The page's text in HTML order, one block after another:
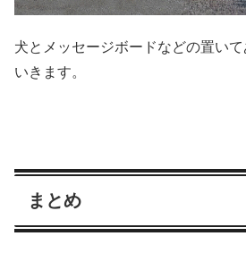
犬とメッセージボードなどの置い
いきます。
まとめ